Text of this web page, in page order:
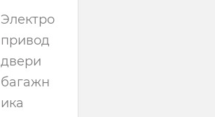
Электро
привод
двери
багажн
ика